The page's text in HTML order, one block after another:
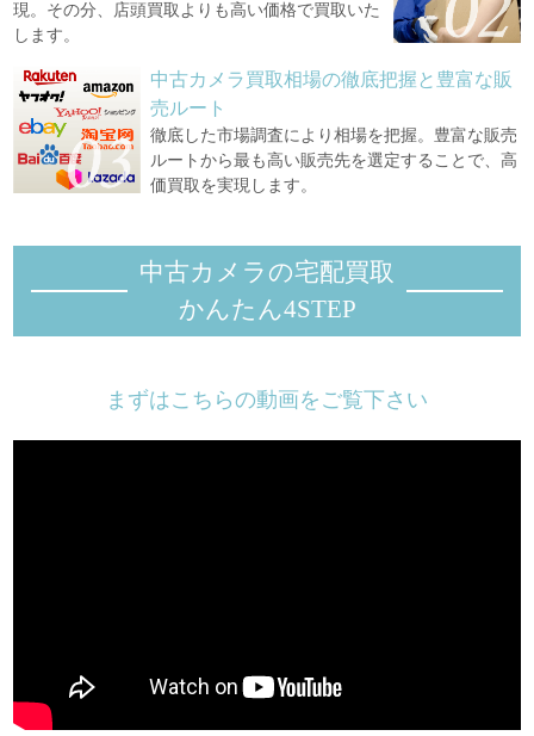
現。その分、店頭買取よりも高い価格で買取いた
します。
中古カメラ買取相場の徹底把握と豊富な販
売ルート
徹底した市場調査により相場を把握。豊富な販売
ルートから最も高い販売先を選定することで、高
価買取を実現します。
中古カメラの宅配買取
かんたん4STEP
まずはこちらの動画をご覧下さい